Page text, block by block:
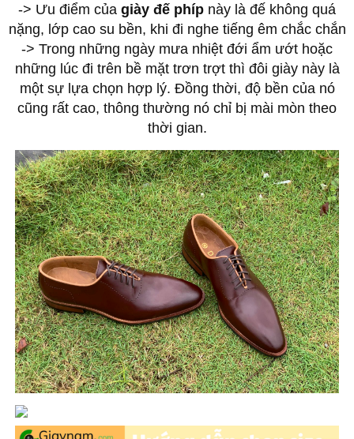
-> Ưu điểm của giày đế phíp này là đế không quá
nặng, lớp cao su bền, khi đi nghe tiếng êm chắc chắn
-> Trong những ngày mưa nhiệt đới ẩm ướt hoặc
những lúc đi trên bề mặt trơn trợt thì đôi giày này là
một sự lựa chọn hợp lý. Đồng thời, độ bền của nó
cũng rất cao, thông thường nó chỉ bị mài mòn theo
thời gian.